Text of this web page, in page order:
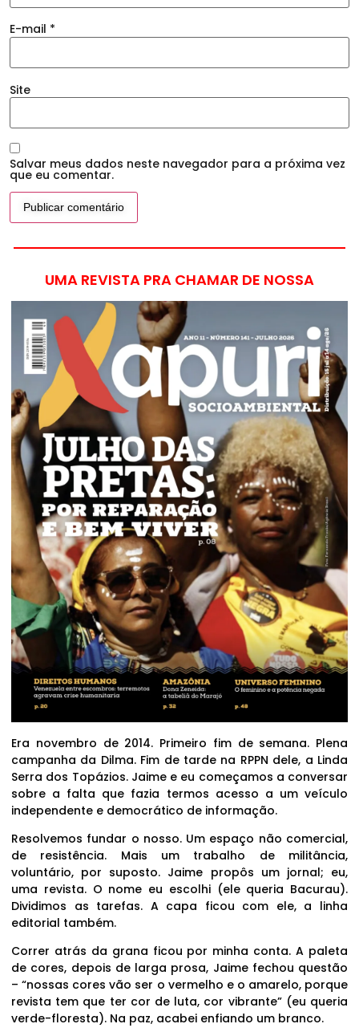
E-mail *
Site
Salvar meus dados neste navegador para a próxima vez
que eu comentar.
UMA REVISTA PRA CHAMAR DE NOSSA
Era novembro de 2014. Primeiro fim de semana. Plena
campanha da Dilma. Fim de tarde na RPPN dele, a Linda
Serra dos Topázios. Jaime e eu começamos a conversar
sobre a falta que fazia termos acesso a um veículo
independente e democrático de informação.
Resolvemos fundar o nosso. Um espaço não comercial,
de resistência. Mais um trabalho de militância,
voluntário, por suposto. Jaime propôs um jornal; eu,
uma revista. O nome eu escolhi (ele queria Bacurau).
Dividimos as tarefas. A capa ficou com ele, a linha
editorial também.
Correr atrás da grana ficou por minha conta. A paleta
de cores, depois de larga prosa, Jaime fechou questão
– “nossas cores vão ser o vermelho e o amarelo, porque
revista tem que ter cor de luta, cor vibrante” (eu queria
verde-floresta). Na paz, acabei enfiando um branco.